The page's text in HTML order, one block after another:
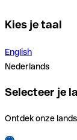
Kies je taal
English
Nederlands
Selecteer je
Ontdek onze